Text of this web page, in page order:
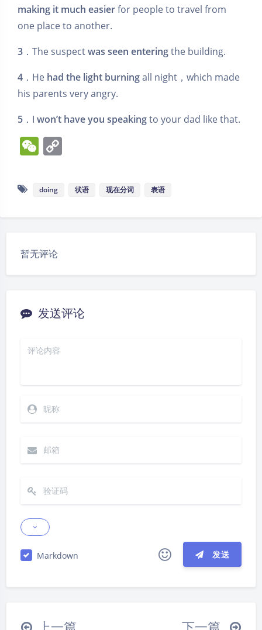
making it much easierfor people to travel from
one place to another.
3 ．The suspectwas seen enteringthe building.
4 ．He had the light burningall night，which made
his parents very angry.
5 ．I won’t have you speakingto your dad like that.
W
C
at Li
doing 状语 现在分词 表语
暂无评论
发送评论
Markdown 发送
|´・ω・)ノ ヾ(≧∇≦*)ゝ
(☆ω☆)
上一篇 下一篇